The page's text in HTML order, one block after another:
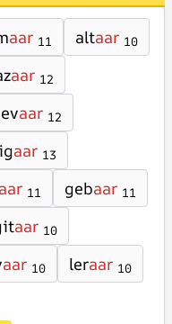
aar 11 altaar 10
aar 12
aar 12
aar 13
aar 11 gebaar 11
aar 10
aar 10 leraar 10